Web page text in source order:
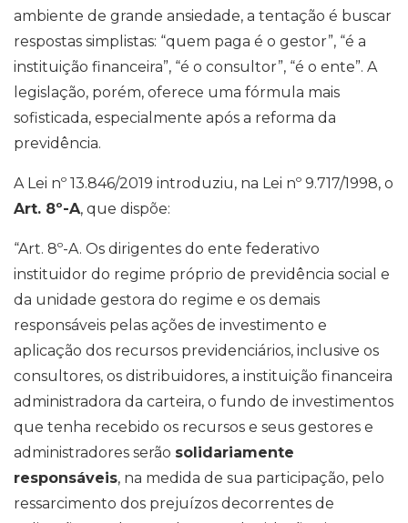
ambiente de grande ansiedade, a tentação é buscar
respostas simplistas: “quem paga é o gestor”, “é a
instituição financeira”, “é o consultor”, “é o ente”. A
legislação, porém, oferece uma fórmula mais
sofisticada, especialmente após a reforma da
previdência.
A Lei nº 13.846/2019 introduziu, na Lei nº 9.717/1998, o
Art. 8º-A, que dispõe:
“Art. 8º-A. Os dirigentes do ente federativo
instituidor do regime próprio de previdência social e
da unidade gestora do regime e os demais
responsáveis pelas ações de investimento e
aplicação dos recursos previdenciários, inclusive os
consultores, os distribuidores, a instituição financeira
administradora da carteira, o fundo de investimentos
que tenha recebido os recursos e seus gestores e
administradores serão solidariamente
responsáveis, na medida de sua participação, pelo
ressarcimento dos prejuízos decorrentes de